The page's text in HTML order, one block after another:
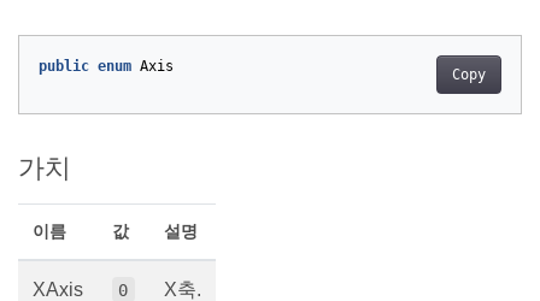
Copy
public enum Axis
가치
이름 값 설명
XAxis 0 X축.